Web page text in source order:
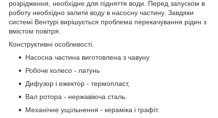
розрідження, необхідне для підняття води. Перед запуском в
роботу необхідно залити воду в насосну частину. Завдяки
системі Вентурі вирішується проблема перекачування рідин з
вмістом повітря.
Конструктивні особливості.
Насосна частина виготовлена з чавуну
Робоче колесо - латунь
Дифузор і ежектор - термопласт,
Вал ротора - нержавіюча сталь.
Механічне ущільнення - кераміка і графіт.